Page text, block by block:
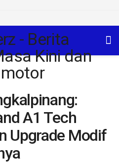
A1 Tech
Upgrade Modif